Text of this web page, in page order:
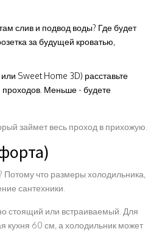
слив и подвод воды? Где будет
за будущей кроватью,
Sweet Home 3D) расставьте
Меньше - будете
займет весь проход в прихожую.
Потому что размеры холодильника,
сантехники.
стоящий или встраиваемый. Для
кухня 60 см, а холодильник может